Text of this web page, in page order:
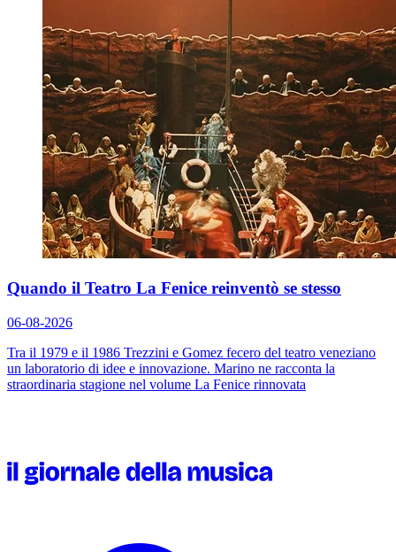
Quando il Teatro La Fenice reinventò se stesso
06-08-2026
Tra il 1979 e il 1986 Trezzini e Gomez fecero del teatro veneziano
un laboratorio di idee e innovazione. Marino ne racconta la
straordinaria stagione nel volume La Fenice rinnovata